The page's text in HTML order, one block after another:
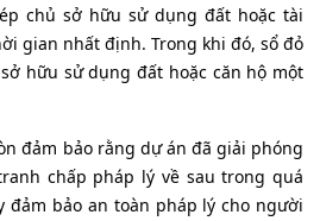
chủ sở hữu sử dụng đất hoặc tài
gian nhất định. Trong khi đó, sổ đỏ
hữu sử dụng đất hoặc căn hộ một
đảm bảo rằng dự án đã giải phóng
chấp pháp lý về sau trong quá
đảm bảo an toàn pháp lý cho người